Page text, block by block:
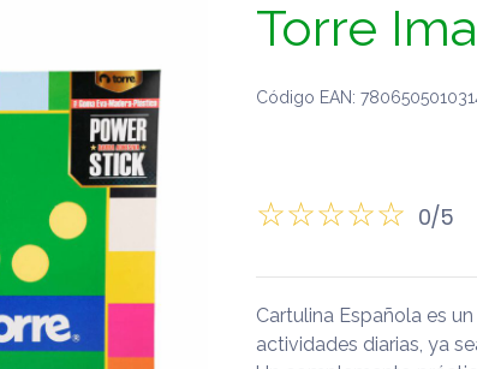
Torre
Código EAN:
0/5
Cartulina Española es
actividades diarias, ya